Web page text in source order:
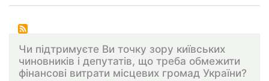
Чи підтримуєте Ви точку зору київських
чиновників і депутатів, що треба обмежити
фінансові витрати місцевих громад України?